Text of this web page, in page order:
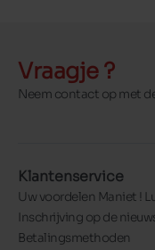
Vraagje ?
Neem contact op met
Klantenservice
Uw voordelen Maniet !
Inschrijving op de
Betalingsmethoden